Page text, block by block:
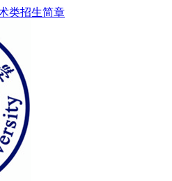
类招生简章